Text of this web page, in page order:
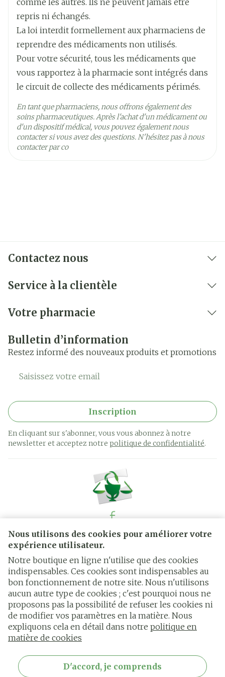
Nous utilisons des cookies pour améliorer votre
expérience utilisateur.
Notre boutique en ligne n'utilise que des cookies
indispensables. Ces cookies sont indispensables au
bon fonctionnement de notre site. Nous n'utilisons
aucun autre type de cookies ; c'est pourquoi nous ne
proposons pas la possibilité de refuser les cookies ni
de modifier vos paramètres en la matière. Nous
expliquons cela en détail dans notre politique en
matière de cookies
D'accord, je comprends
si vous prenez de la ciclosporine par voie orale,
un médicament destiné à prévenir le rejet
d'organe après une transplantation.
si vous prenez de la dronédarone, un
médicament destiné à traiter les battements
anormaux du cœur.
ablation par cathéter de la fibrillation atriale "
visant à faire revenir le rythme cardiaque à la
normale.
si le fonctionnement de votre foie est
sévèrement diminué ou si vous avez une
maladie du foie potentiellement mortelle.
l'itraconazole par voie orale, des médicaments
destinés à traiter les infections dues aux
champignons.
glécaprévir et pibrentasvir, un antiviral utilisé
si vous avez une valve cardiaque artificielle
permanent.
Préservation
Température ambiante (15°C -
25°C)
comme les autres. Ils ne peuvent jamais être
repris ni échangés.
La loi interdit formellement aux pharmaciens de
reprendre des médicaments non utilisés.
Pour votre sécurité, tous les médicaments que
vous rapportez à la pharmacie sont intégrés dans
le circuit de collecte des médicaments périmés.
En tant que pharmaciens, nous offrons également des
soins pharmaceutiques. Après l'achat d'un médicament ou
d'un dispositif médical, vous pouvez également nous
contacter si vous avez des questions. N'hésitez pas à nous
contacter par co
Contactez nous
Service à la clientèle
Votre pharmacie
Bulletin d’information
Restez informé des nouveaux produits et promotions
Adresse mail
Inscription
En cliquant sur s'abonner, vous vous abonnez à notre
newsletter et acceptez notre politique de confidentialité.
Liens légaux